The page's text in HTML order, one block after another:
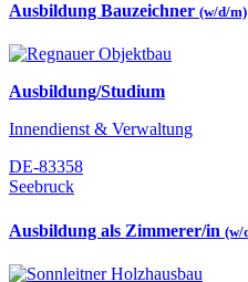
Ausbildung Bauzeichner (w/d/m)
Ausbildung/Studium
Innendienst & Verwaltung
DE-83358
Seebruck
Ausbildung als Zimmerer/in (w/